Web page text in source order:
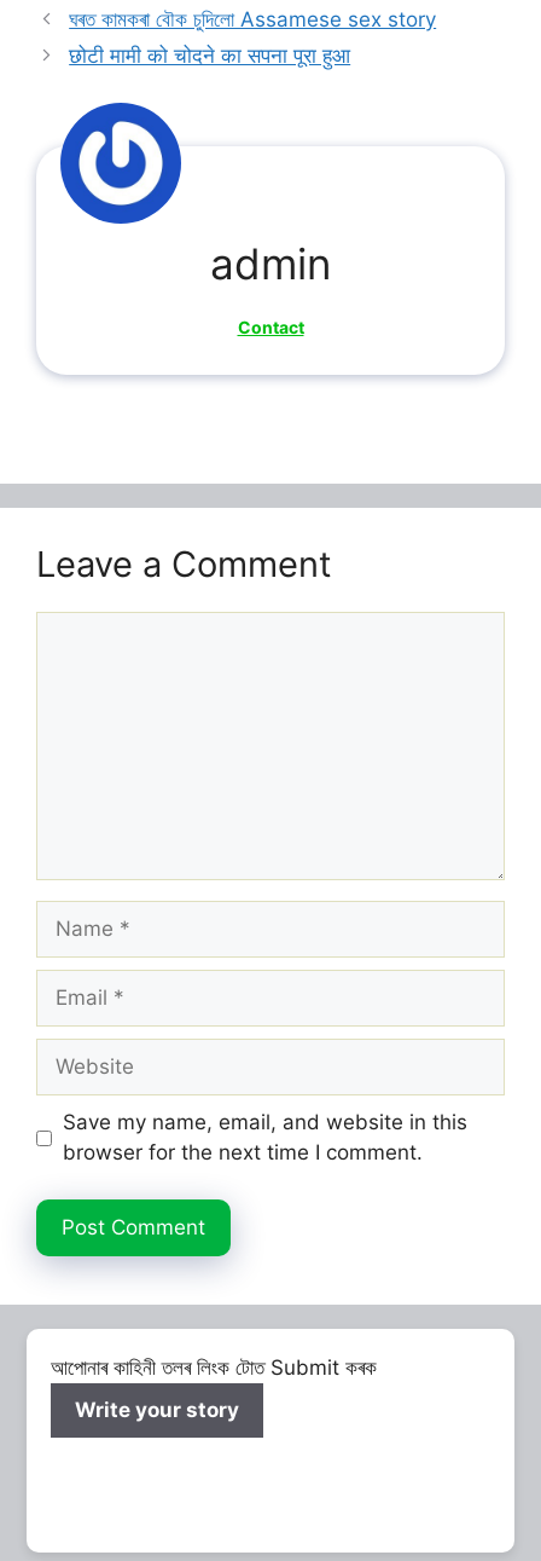
ঘৰত কামকৰা বৌক চুদিলো Assamese sex story
छोटी मामी को चोदने का सपना पूरा हुआ
admin
Contact
Leave a Comment
Name
Email
Website
Save my name, email, and website in this
browser for the next time I comment.
আপোনাৰ কাহিনী তলৰ লিংক টোত Submit কৰক
Write your story